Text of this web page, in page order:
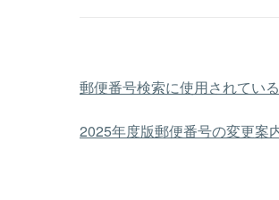
郵便番号検索に使用されてい
2025年度版郵便番号の変更案